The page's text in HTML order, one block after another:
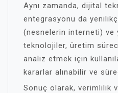
Aynı zamanda, dijital
entegrasyonu da
(nesnelerin interneti) ve
teknolojiler, üretim
analiz etmek için
kararlar alınabilir ve
Sonuç olarak, verimlilik